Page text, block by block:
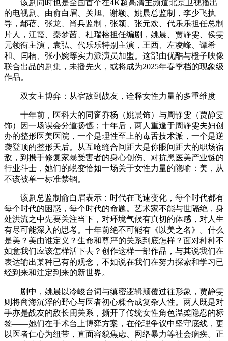
该剧同时也是全国首个在4K超高清主频道北京卫视播出
的电视剧。由俞白眉、关旭、谢颖、姚晨总监制，李少飞执
导，鄢蓓、张龙、肖兵监制，张颖、张元欢、代乐乐担任总制
片人，江霞、秦梦茜、杜瑞榕担任编剧，姚晨、贾静雯、侯雯
元领衔主演，袁弘、代乐乐特别主演，王西、左凌峰、谭希
和、闫楠、张小婉等实力派演员加盟。这部由优酷与橙子映像
联合出品的剧集 ，未播先火，或将成为2025年春季档的现象级
作品。
双女主博弈：从宿敌到战友，诠释女性力量的多重维度
十年前，医科大的同窗乔杨（姚晨饰）与周静雯（贾静雯
饰）因一场误会分道扬镳；十年后，两人重逢于周静雯夫妇创
办的整形医美医院，一个是理性至上的毒舌技术派，一个是逆
袭登顶的整形天后。从互呛缝合间距大是你眼间距大的职场宿
敌，到携手修复家暴受害者的身心创伤、对抗黑医美产业链的
行业斗士，她们的蜕变恰如一场关于女性力量的隐喻：美，从
不该被单一标准禁锢。
该剧总监制俞白眉表示：时代在飞速变化，每个时代都有
每个时代的困惑，每个时代的命题。艺术家不能与世隔绝，身
处洪流之中先要关注当下，对环境气候有真切的体感，对人生
有尽可能深入的思考。十年前绝不可能有《以美之名》。什么
是美？美由谁定义？生命和尊严的关系到底怎样？面对种种不
如意我们应该怎样活下去？创作这样一部作品，与其说我们在
表达输出某种已有的观念，不如说在我们在努力探索和学习已
经到来和注定到来的新世界。
剧中，姚晨以冷峻台词与缜密逻辑颠覆过往形象，贾静雯
则将商海沉浮的野心与医者初心糅合成复杂人性。两人既是对
手亦是战友的敌长闺关系，撕开了传统女性角色温柔隐忍的标
签——她们在手术台上博弈方案，在伦理争议中坚守底线，更
以医者仁心为纽带，直面容貌焦虑、网络暴力等社会痼疾。正